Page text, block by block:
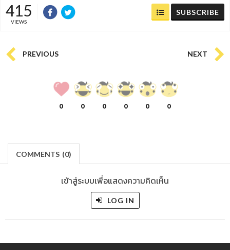
415
VIEWS
SUBSCRIBE
PREVIOUS NEXT
0 0 0 0 0 0
COMMENTS (0)
เข้าสู่ระบบเพื่อแสดงความคิดเห็น
LOG IN